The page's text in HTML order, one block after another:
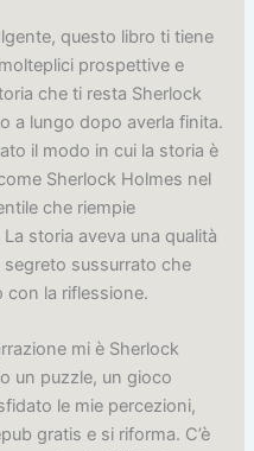
questo libro ti tiene
prospettive e
che ti resta Sherlock
a lungo dopo averla finita.
il modo in cui la storia è
Sherlock Holmes nel
che riempie
storia aveva una qualità
sussurrato che
con la riflessione.
mi è Sherlock
un puzzle, un gioco
le mie percezioni,
gratis e si riforma. C’è